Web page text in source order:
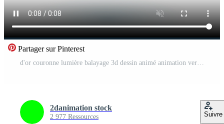
Partager sur Pinterest
2danimation stock
2 977 Ressources Suivre